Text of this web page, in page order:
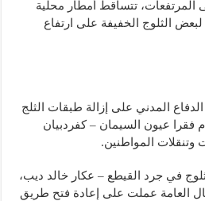
تتساقط أمطار محلية
الثلوج الخفيفة على ارتفاع
المدني على إزالة طبقات الثلج
فقرا عيون السيمان – كفردبيان
وتنقلات المواطنين.
في جرد القيطع – عكار خالد ديب،
العامة عملت على إعادة فتح طريق